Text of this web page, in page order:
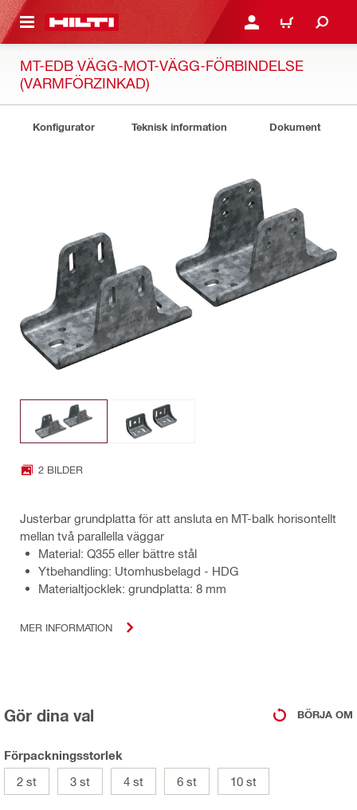
GÅ TILL HUVUDSIDAN LOGGA IN ELLER
VARUKORG
MT-EDB VÄGG-MOT-VÄGG-FÖRBINDELSE
(VARMFÖRZINKAD)
Konfigurator Teknisk information Dokument
2 BILDER
Justerbar grundplatta för att ansluta en MT-balk horisontellt
mellan två parallella väggar
Material: Q355 eller bättre stål
Ytbehandling: Utomhusbelagd - HDG
Materialtjocklek: grundplatta: 8 mm
MER INFORMATION
Gör dina val BÖRJA OM
Förpackningsstorlek
2 st
3 st 4 st 6 st 10 st